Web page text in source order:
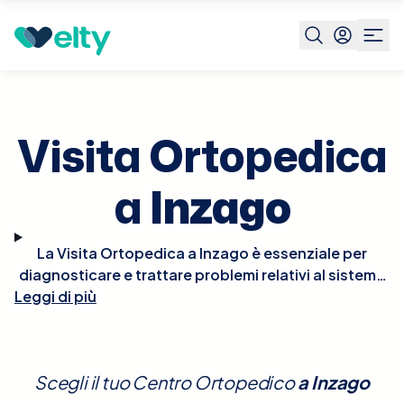
Prenota visita
Visita Ortopedica
a Inzago
La Visita Ortopedica a Inzago è essenziale per
diagnosticare e trattare problemi relativi al sistema
muscolo-scheletrico, come fratture, distorsioni,
fisico dettagliato, potrebbe richiedere radiografie o
Leggi di più
Scegli il tuo Centro OrtopedicoaInzago